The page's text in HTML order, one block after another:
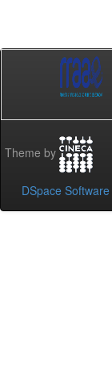
Theme by
DSpace Software